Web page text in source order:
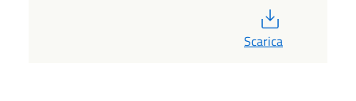
Scarica